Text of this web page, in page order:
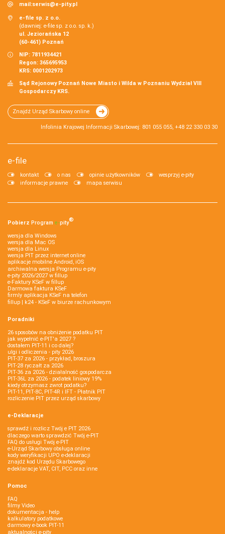
mail:serwis@e-pity.pl
e-file sp. z o.o.
(dawniej: e-file sp. z o.o. sp. k.)
ul. Jeziorańska 12
(60-461) Poznań
NIP: 7811934421
Regon: 365695953
KRS: 0001202973
Sąd Rejonowy Poznań Nowe Miasto i Wilda w Poznaniu Wydział VIII
Gospodarczy KRS.
Znajdź Urząd Skarbowy online
Infolinia Krajowej Informacji Skarbowej: 801 055 055, +48 22 330 03 30
e-file
kontakt o nas opinie użytkowników
wesprzyj e-pity
informacje prawne
mapa serwisu
Pobierz Program e‑pity®
wersja dla Windows
wersja dla Mac OS
wersja dla Linux
wersja PIT przez internet online
aplikacje mobilne Android, iOS
archiwalna wersja Programu e-pity
e-pity 2026/2027 w fillup
e‑Faktury KSeF w fillup
Darmowa faktura KSeF
firmly aplikacja KSeF na telefon
fillup | k24 - KSeF w biurze rachunkowym
Poradniki
26 sposobów na obniżenie podatku PIT
jak wypełnić e-PIT'a 2027 ?
dostałem PIT-11 i co dalej?
ulgi i odliczenia - pity 2026
PIT-37 za 2026 - przykład, broszura
PIT-28 ryczałt za 2026
PIT-36 za 2026 - działalność gospodarcza
PIT-36L za 2026 - podatek liniowy 19%
kiedy otrzymasz zwrot podatku?
PIT-11, PIT-8C, PIT-4R i IFT - Płatnik PIT
rozliczenie PIT przez urząd skarbowy
e-Deklaracje
sprawdź i rozlicz Twój e PIT 2026
dlaczego warto sprawdzić Twój e-PIT
FAQ do usługi Twój e-PIT
e-Urząd Skarbowy obsługa online
kody weryfikacji UPO e-deklaracji
znajdź kod Urzędu Skarbowego
e-deklaracje VAT, CIT, PCC oraz inne
Pomoc
FAQ
filmy Video
dokumentacja - help
kalkulatory podatkowe
darmowy e-book PIT-11
aktualności e-pity